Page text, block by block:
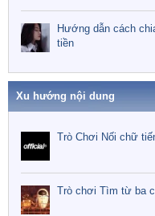
Hướng dẫn cách
tiền
Xu hướng nội dung
Trò Chơi Nối chữ
Trò chơi Tìm từ ba